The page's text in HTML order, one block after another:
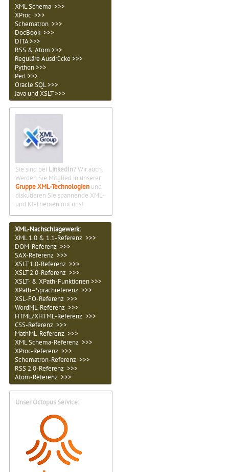
XML Schema >>>
XProc >>>
Schematron >>>
DocBook >>>
DITA >>>
RSS & Atom >>>
Reguläre Ausdrücke >>>
Python >>>
Perl >>>
Oracle SQL >>>
Java und XSLT >>>
Sie sind bei LinkedIn? Wir auch.
Werden Sie Mitglied in unserer
Gruppe XML-Technologien und
diskutieren Sie spannende XML-
und KI-Themen mit uns!
XML-Nachschlagewerk:
XML 1.0 & 1.1-Referenz >>>
DOM-Referenz >>>
SAX-Referenz >>>
XSLT 1.0-Referenz >>>
XSLT 2.0-Referenz >>>
XSLT- & XPath-Funktionen >>>
XPath–Sprachreferenz >>>
XSL-FO-Referenz >>>
WordML-Referenz >>>
HTML/XHTML-Referenz >>>
CSS-Referenz >>>
MathML-Referenz >>>
XML Schema-Referenz >>>
XProc-Referenz >>>
Schematron-Referenz >>>
RSS 2.0-Referenz >>>
Atom-Referenz >>>
Unser Octopus Service: